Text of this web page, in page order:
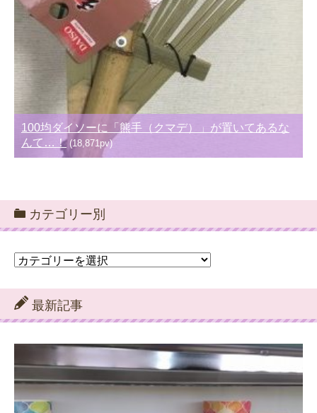
100均ダイソーに「熊手（クマデ）」が置いてあるな
んて…！ (18,871pv)
カテゴリー別
カ
ゴ
リ
ー
最新記事